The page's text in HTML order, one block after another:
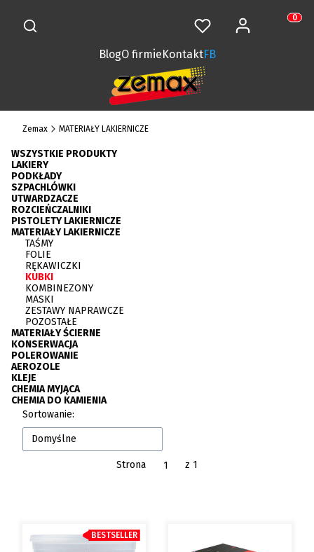
Otwórz wyszukiwarkę
Szukaj Ulubione Zaloguj się
BlogO firmieKontaktFB
Zemax MATERIAŁY LAKIERNICZE
WSZYSTKIE PRODUKTY
LAKIERY
PODKŁADY
SZPACHLÓWKI
UTWARDZACZE
ROZCIEŃCZALNIKI
PISTOLETY LAKIERNICZE
MATERIAŁY LAKIERNICZE
TAŚMY
FOLIE
RĘKAWICZKI
KUBKI
KOMBINEZONY
MASKI
ZESTAWY NAPRAWCZE
POZOSTAŁE
MATERIAŁY ŚCIERNE
KONSERWACJA
POLEROWANIE
AEROZOLE
KLEJE
CHEMIA MYJĄCA
CHEMIA DO KAMIENIA
Koniec menu
Lista produktów
Sortowanie:
Domyślne
Strona z 1
BESTSELLER